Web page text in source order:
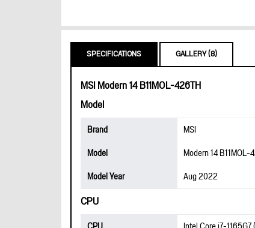
SPECIFICATIONS GALLERY (8)
MSI Modern 14 B11MOL-426TH
Model
Brand
MSI
Model
Modern 14 B11MOL-
Model Year
Aug 2022
CPU